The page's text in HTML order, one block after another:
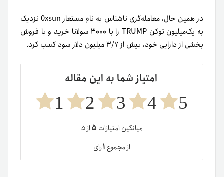
در همین حال، معامله‌گری ناشناس به نام مستعار 0xsun نزدیک
به یک‌میلیون توکن TRUMP را با ۳۰۰۰ سولانا خرید و با فروش
بخشی از دارایی خود، بیش از ۳/۷ میلیون دلار سود کسب کرد.
امتیاز شما به این مقاله
5
4
3
2
1
میانگین امتیازات ۵از ۵
از مجموع۱رای